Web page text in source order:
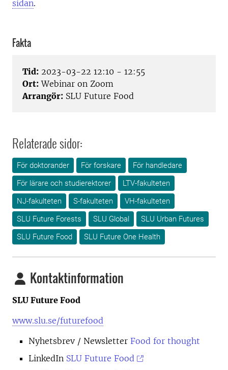
sidan.
Fakta
Tid: 2023-03-22 12:10 - 12:55
Ort: Webinar on Zoom
Arrangör: SLU Future Food
Relaterade sidor:
För doktorander För forskare
För handledare
För lärare och studierektorer
LTV-fakulteten
NJ-fakulteten
S-fakulteten
VH-fakulteten
SLU Future Forests
SLU Global
SLU Urban Futures
SLU Future Food
SLU Future One Health
Kontaktinformation
SLU Future Food
www.slu.se/futurefood
Nyhetsbrev / Newsletter Food for thought
LinkedIn SLU Future Food